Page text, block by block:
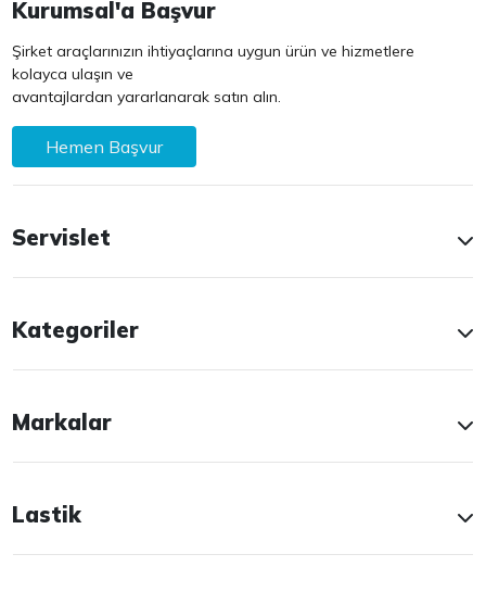
Kurumsal'a Başvur
Şirket araçlarınızın ihtiyaçlarına uygun ürün ve hizmetlere
kolayca ulaşın ve
avantajlardan yararlanarak satın alın.
Hemen Başvur
Servislet
Kategoriler
Markalar
Lastik